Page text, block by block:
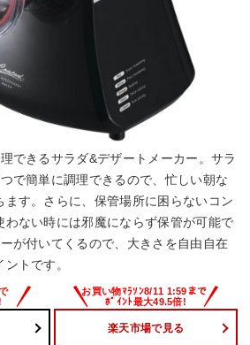
できるサラダ&デザートメーカー。サラ
で簡単に調理できるので、忙しい朝な
ます。さらに、保管場所に困らないコン
わない時には邪魔にならず保管が可能で
が付いてくるので、大きさを自由自在
トです。
楽天市場で見る